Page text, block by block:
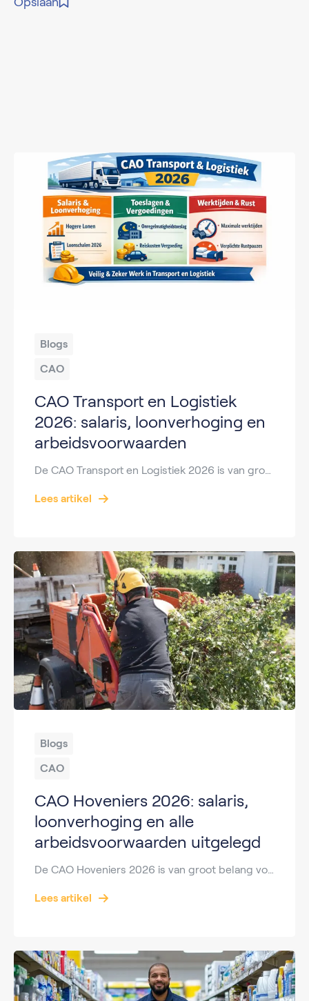
Blogs
CAO
CAO Transport en Logistiek
2026: salaris, loonverhoging en
arbeidsvoorwaarden
Lees artikel
Blogs
CAO
CAO Hoveniers 2026: salaris,
loonverhoging en alle
arbeidsvoorwaarden uitgelegd
Lees artikel